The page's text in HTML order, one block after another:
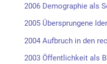
2006 Demographie als
2005 Übersprungene
2004 Aufbruch in den
2003 Öffentlichkeit als